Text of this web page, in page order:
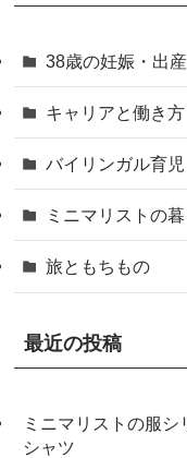
38歳の妊娠・出産
キャリアと働き方
バイリンガル育児
ミニマリストの
旅ともちもの
最近の投稿
ミニマリストの服
シャツ